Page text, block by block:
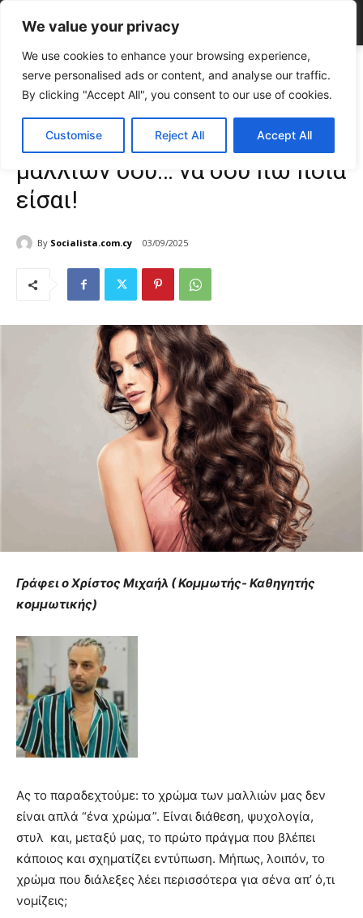
We value your privacy
We use cookies to enhance your browsing experience,
serve personalised ads or content, and analyse our traffic.
By clicking "Accept All", you consent to our use of cookies.
Customise Reject All Accept All
Home ΣΤΗΛΕΣ Hair Talks
Πες μου το χρώμα των μαλλιών σου… να
σου πω ποια είσαι!
Πες μου το χρώμα των
μαλλιών σου… να σου πω ποια
είσαι!
By Socialista.com.cy 03/09/2025
Γράφει ο Χρίστος Μιχαήλ ( Κομμωτής- Καθηγητής
κομμωτικής)
Ας το παραδεχτούμε: το χρώμα των μαλλιών μας δεν
είναι απλά “ένα χρώμα”. Είναι διάθεση, ψυχολογία,
στυλ και, μεταξύ μας, το πρώτο πράγμα που βλέπει
κάποιος και σχηματίζει εντύπωση. Μήπως, λοιπόν, το
χρώμα που διάλεξες λέει περισσότερα για σένα απ’ ό,τι
νομίζεις;